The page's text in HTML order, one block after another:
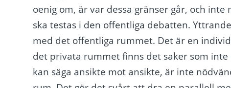
oenig om, är var dessa gränser går, och
ska testas i den offentliga debatten.
med det offentliga rummet. Det är en
det privata rummet finns det saker som
kan säga ansikte mot ansikte, är inte